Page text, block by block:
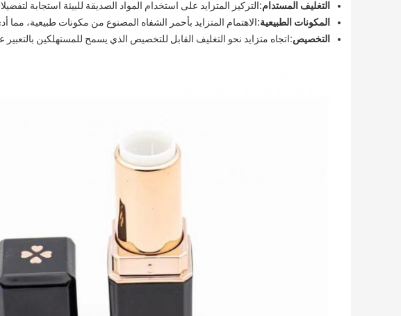
التغليف المستدام:التركيز المتزايد على استخدام المواد الصديقة للبيئة استجابة
المكونات الطبيعية:الاهتمام المتزايد بأحمر الشفاه المصنوع من مكونات طبيعية، مما
التخصيص:اتجاه متزايد نحو التغليف القابل للتخصيص الذي يسمح للمستهلكين